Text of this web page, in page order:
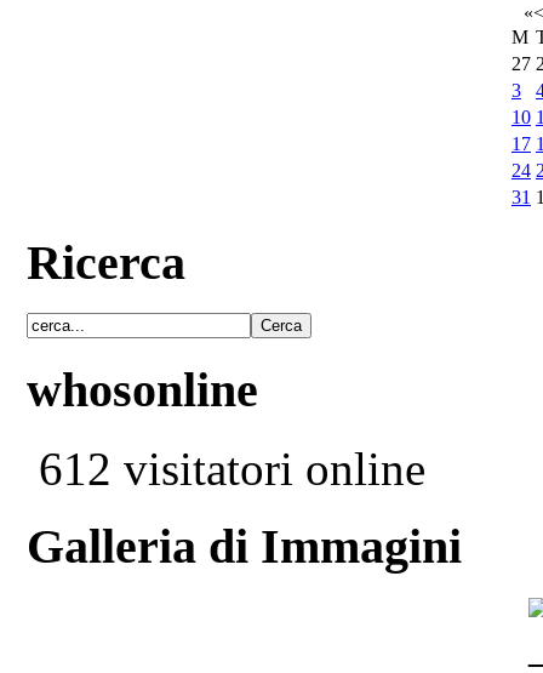
«<
M
27
3
10
17
24
31
Ricerca
whosonline
612 visitatori online
Galleria di Immagini